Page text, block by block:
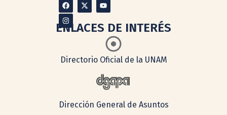
ENLACES DE INTERÉS
Directorio Oficial de la UNAM
Dirección General de Asuntos